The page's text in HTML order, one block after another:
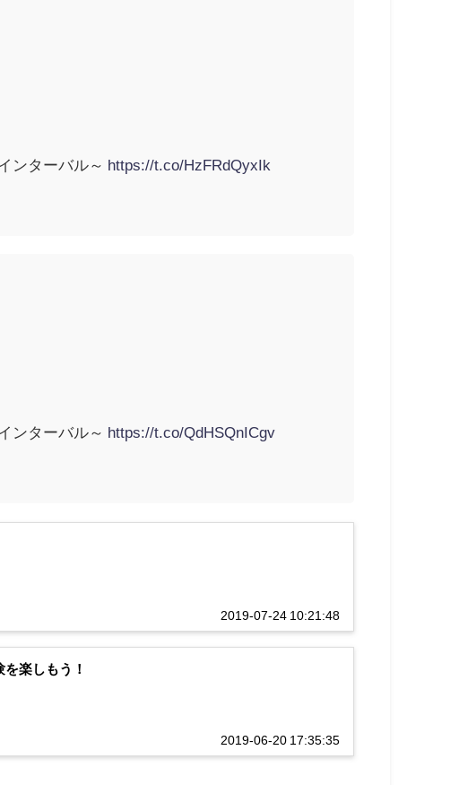
ンターバル～ https://t.co/HzFRdQyxIk
ンターバル～ https://t.co/QdHSQnICgv
2019-07-24 10:21:48
楽しもう！
2019-06-20 17:35:35